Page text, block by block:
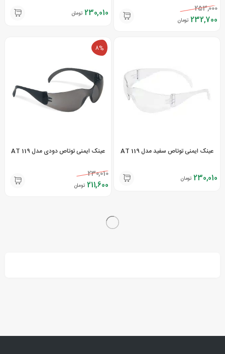
253,000
232,700 تومان
230,010 تومان
عینک ایمنی توتاص سفید مدل AT 119
230,010 تومان
8%
عینک ایمنی توتاص دودی مدل AT 119
230,010
211,600 تومان